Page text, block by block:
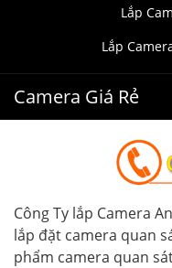
Lắp
Lắp
Camera Giá Rẻ
Công Ty lắp Camera
lắp đặt camera quan
phẩm camera quan